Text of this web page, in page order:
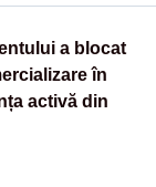
a blocat
în
activă din